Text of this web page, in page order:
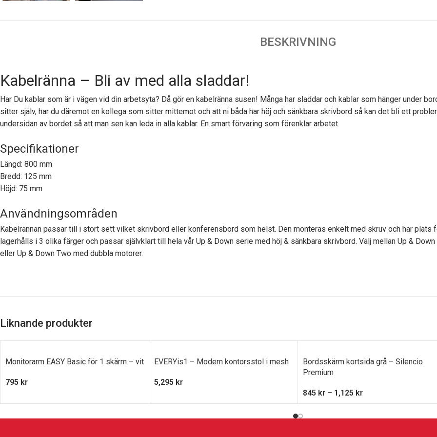
BESKRIVNING
Kabelränna – Bli av med alla sladdar!
Har Du kablar som är i vägen vid din arbetsyta? Då gör en kabelränna susen! Många har sladdar och kablar som hänger under
sitter själv, har du däremot en kollega som sitter mittemot och att ni båda har höj och sänkbara skrivbord så kan det bli ett
undersidan av bordet så att man sen kan leda in alla kablar. En smart förvaring som förenklar arbetet.
Specifikationer
Längd: 800 mm
Bredd: 125 mm
Höjd: 75 mm
Användningsområden
Kabelrännan passar till i stort sett vilket skrivbord eller konferensbord som helst. Den monteras enkelt med skruv och har plats
lagerhålls i 3 olika färger och passar självklart till hela vår Up & Down serie med höj & sänkbara skrivbord. Välj mellan Up &
eller Up & Down Two med dubbla motorer.
Liknande produkter
Monitorarm EASY Basic för 1 skärm – vit
795 kr
EVERYis1 – Modern kontorsstol i mesh
5,295 kr
Bordsskärm kortsida grå – Silencio
Premium
845 kr – 1,125 kr